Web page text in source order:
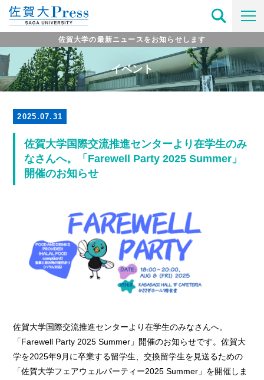
佐賀大学の最新ニュースをお知らせします
イベント
2025.07.31
佐賀大学国際交流推進センターより在学生のみ
なさんへ。「Farewell Party 2025 Summer」
開催のお知らせ
佐賀大学国際交流推進センターより在学生のみなさんへ。
「Farewell Party 2025 Summer」開催のお知らせです。佐賀大
学を2025年9月に卒業する留学生、交換留学生を見送るための
「佐賀大学フェアウェルパーティー2025 Summer」を開催しま